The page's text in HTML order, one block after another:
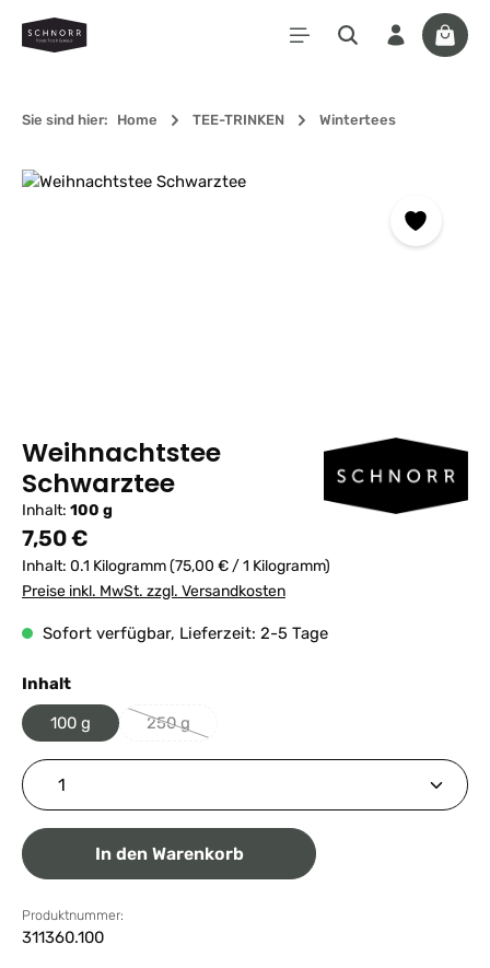
Zum Hauptinhalt springen
Sie sind hier: Home TEE-TRINKEN Wintertees
Bildergalerie überspringen
Weihnachtstee
Schwarztee
Inhalt: 100 g
Regulärer Preis:
7,50 €
Inhalt: 0.1 Kilogramm(75,00 € / 1 Kilogramm)
Preise inkl. MwSt. zzgl. Versandkosten
Sofort verfügbar, Lieferzeit: 2-5 Tage
Inhaltauswählen
100 g 250 g
(Diese Option ist zurzeit nicht verfügbar.)
Produkt Anzahl: Gib den gewünschten Wert ein
In den Warenkorb
Produktnummer:
311360.100